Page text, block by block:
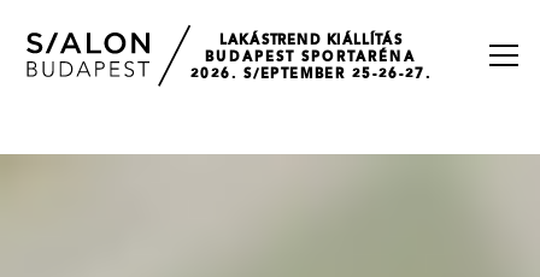
LAKÁSTREND KIÁLLÍTÁS
BUDAPEST SPORTARÉNA
2026. S/EPTEMBER 25-26-27.